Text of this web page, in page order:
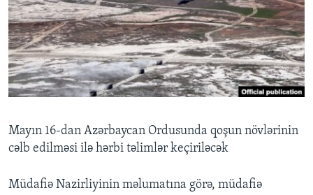
BIZI IZLƏYIN
Mayın 16-dan Azərbaycan Ordusunda qoşun növlərinin
cəlb edilməsi ilə hərbi təlimlər keçiriləcək
Müdafiə Nazirliyinin məlumatına görə, müdafiə